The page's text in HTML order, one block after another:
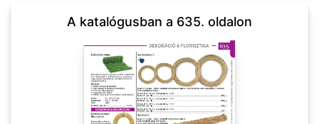
A katalógusban a 635. oldalon